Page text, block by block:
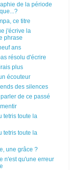
de la période
ce titre
j'écrive la
phrase
ans
résolu d'écrire
plus
écouteur
des silences
de ce passé
tetris toute la
tetris toute la
une grâce ?
n'est qu'une erreur